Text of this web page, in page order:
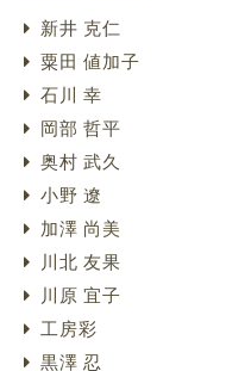
新井 克仁
粟田 値加子
石川 幸
岡部 哲平
奥村 武久
小野 遼
加澤 尚美
川北 友果
川原 宜子
工房彩
黒澤 忍